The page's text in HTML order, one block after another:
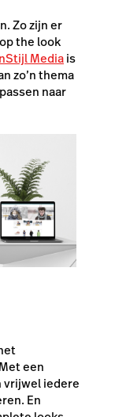
Zo zijn er
the look
Mediais
zo’n thema
naar
een
vrijwel iedere
En